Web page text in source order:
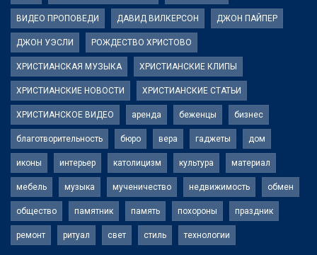
ВИДЕО ПРОПОВЕДИ ДАВИД ВИЛКЕРСОН ДЖОН ПАЙПЕР
ДЖОН УЭСЛИ РОЖДЕСТВО ХРИСТОВО
ХРИСТИАНСКАЯ МУЗЫКА ХРИСТИАНСКИЕ КЛИПЫ
ХРИСТИАНСКИЕ НОВОСТИ ХРИСТИАНСКИЕ СТАТЬИ
ХРИСТИАНСКОЕ ВИДЕО аренда беженцы бизнес
благотворительность бюро вера гаджеты дом
иконы интерьер католицизм культура материал
мебель музыка мученичество недвижимость обмен
общество памятник память похороны праздник
ремонт ритуал свет стиль технологии